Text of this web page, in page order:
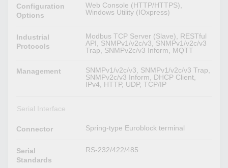
Configuration
Options
Web Console (HTTP/HTTPS),
Windows Utility (IOxpress)
Industrial
Protocols
Modbus TCP Server (Slave), RESTful
API, SNMPv1/v2c/v3, SNMPv1/v2c/v3
Trap, SNMPv2c/v3 Inform, MQTT
Management
SNMPv1/v2c/v3, SNMPv1/v2c/v3 Trap,
SNMPv2c/v3 Inform, DHCP Client,
IPv4, HTTP, UDP, TCP/IP
Serial Interface
Connector Spring-type Euroblock terminal
Serial
Standards
RS-232/422/485